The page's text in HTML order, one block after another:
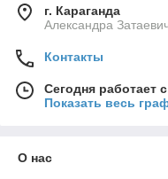
г. Караганда
Александра
Контакты
Сегодня работает
Показать весь
О нас